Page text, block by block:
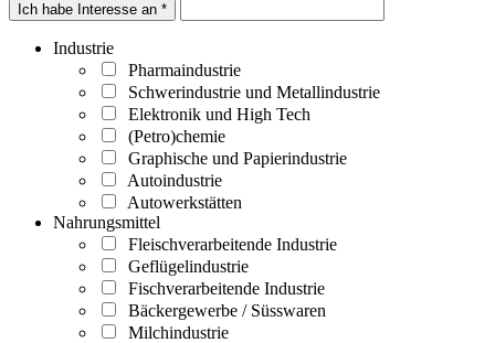
Ich habe Interesse an *
Industrie
Pharmaindustrie
Schwerindustrie und Metallindustrie
Elektronik und High Tech
(Petro)chemie
Graphische und Papierindustrie
Autoindustrie
Autowerkstätten
Nahrungsmittel
Fleischverarbeitende Industrie
Geflügelindustrie
Fischverarbeitende Industrie
Bäckergewerbe / Süsswaren
Milchindustrie